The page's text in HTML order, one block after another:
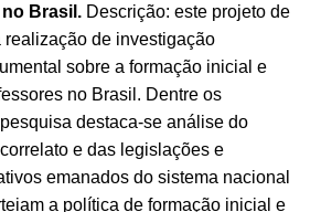
Brasil. Descrição: este projeto de
realização de investigação
sobre a formação inicial e
no Brasil. Dentre os
destaca-se análise do
e das legislações e
emanados do sistema nacional
a política de formação inicial e